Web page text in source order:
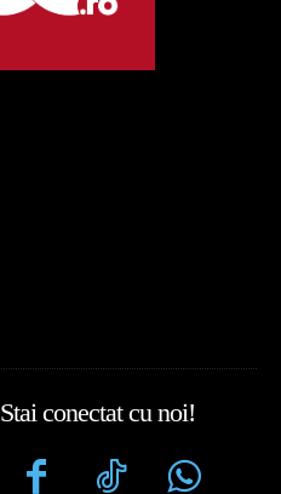
Stai conectat cu noi!